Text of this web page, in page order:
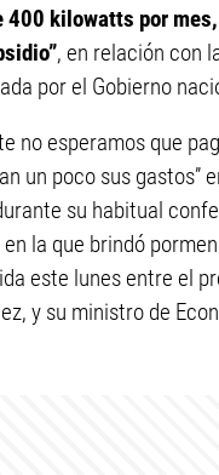
400 kilowatts por
, en relación con
por el Gobierno
no esperamos que
un poco sus gastos”
su habitual
la que brindó
este lunes entre el
y su ministro de